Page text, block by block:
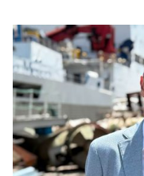
EDITORIALI